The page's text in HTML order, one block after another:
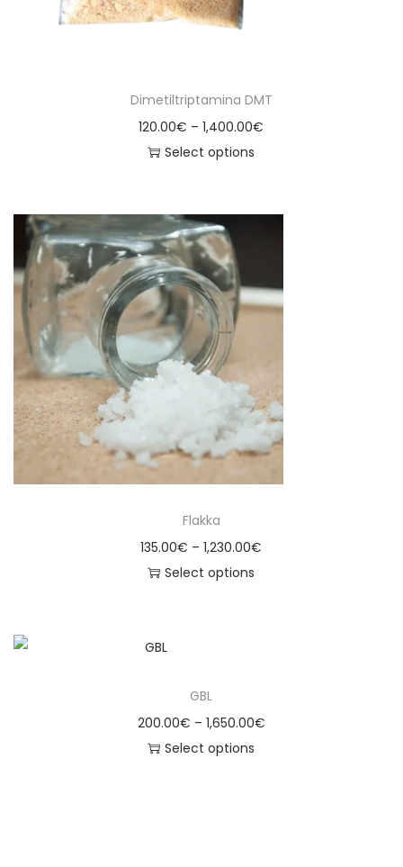
Dimetiltriptamina DMT
120.00€ – 1,400.00€
Select options
Flakka
135.00€ – 1,230.00€
Select options
GBL
200.00€ – 1,650.00€
Select options